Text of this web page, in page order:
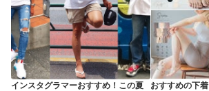
インスタグラマーおすすめ！この夏
おすすめの下着